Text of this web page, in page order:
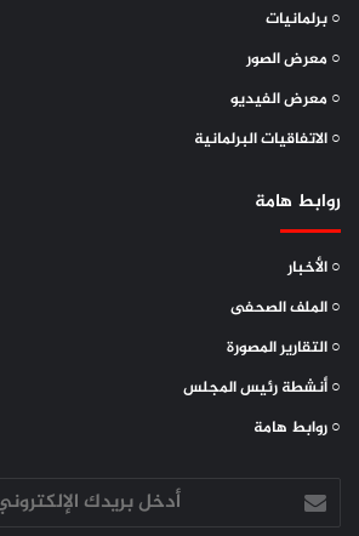
○ برلمانيات
○ معرض الصور
○ معرض الفيديو
○ الاتفاقيات البرلمانية
روابط هامة
○ الأخبار
○ الملف الصحفى
○ التقارير المصورة
○ أنشطة رئيس المجلس
○ روابط هامة
أدخل
بريدك